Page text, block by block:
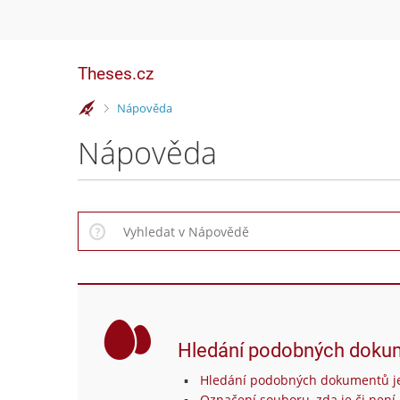
Theses.cz
>Nápověda
Nápověda
Hledání podobných
Hledání podobných dokumentů